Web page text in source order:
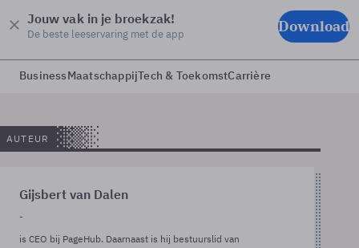
Jouw vak in je broekzak!
De beste leeservaring met de app Download
BusinessMaatschappijTech & ToekomstCarrière
AUTEUR
Gijsbert van Dalen
-
is CEO bij PageHub. Daarnaast is hij bestuurslid van